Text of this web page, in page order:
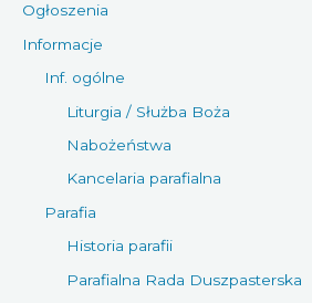
Ogłoszenia
Informacje
Inf. ogólne
Liturgia / Służba Boża
Nabożeństwa
Kancelaria parafialna
Parafia
Historia parafii
Parafialna Rada Duszpasterska